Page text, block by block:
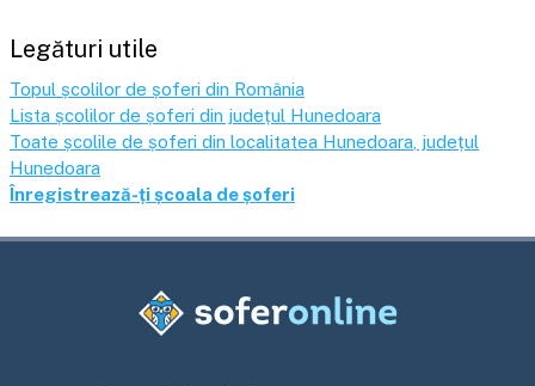
Legături utile
Topul școlilor de șoferi din România
Lista școlilor de șoferi din județul Hunedoara
Toate școlile de șoferi din localitatea Hunedoara , județul
Hunedoara
Înregistrează-ți școala de șoferi